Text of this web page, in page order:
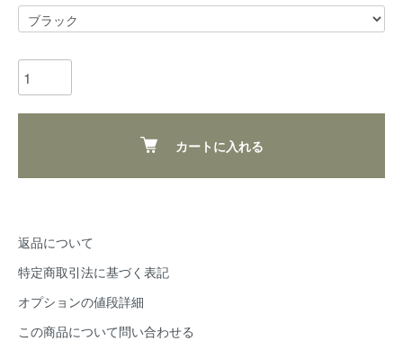
カートに入れる
返品について
特定商取引法に基づく表記
オプションの値段詳細
この商品について問い合わせる